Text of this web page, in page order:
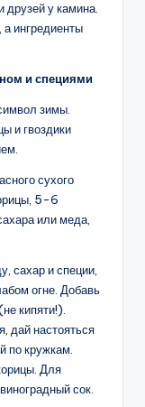
у камина.
а ингредиенты
и специями
зимы.
и гвоздики
сухого
5-6
или меда,
сахар и специи,
огне. Добавь
кипяти!).
дай настояться
по кружкам.
Для
сок.